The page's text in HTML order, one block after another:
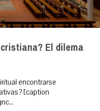
El dilema
encontrarse
[caption